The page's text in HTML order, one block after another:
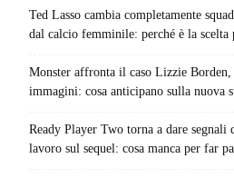
Ted Lasso cambia completamente
dal calcio femminile: perché è la scelta
Monster affronta il caso Lizzie
immagini: cosa anticipano sulla nuova
Ready Player Two torna a dare
lavoro sul sequel: cosa manca per far